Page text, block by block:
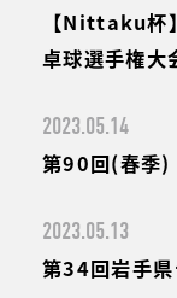
【Nittaku杯
卓球選手権大
2023.05.14
第90回(春季)
2023.05.13
第34回岩手